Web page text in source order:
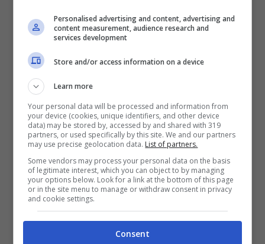
Articoli recenti
Assicurazione auto: ecco le
garanzie accessorie più
richieste dagli italiani
Test Visivo: Quanti Cani
Personalised advertising and content, advertising and
content measurement, audience research and
services development
Store and/or access information on a device
Learn more
Your personal data will be processed and information from
your device (cookies, unique identifiers, and other device
data) may be stored by, accessed by and shared with 319
partners, or used specifically by this site. We and our partners
may use precise geolocation data. List of partners.
Some vendors may process your personal data on the basis
of legitimate interest, which you can object to by managing
your options below. Look for a link at the bottom of this page
or in the site menu to manage or withdraw consent in privacy
and cookie settings.
Consent